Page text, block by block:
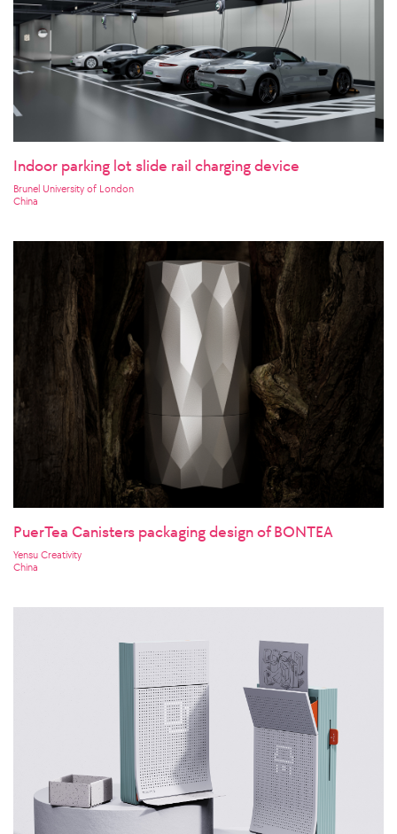
Indoor parking lot slide rail charging device
Brunel University of London
China
PuerTea Canisters packaging design of BONTEA
Yensu Creativity
China